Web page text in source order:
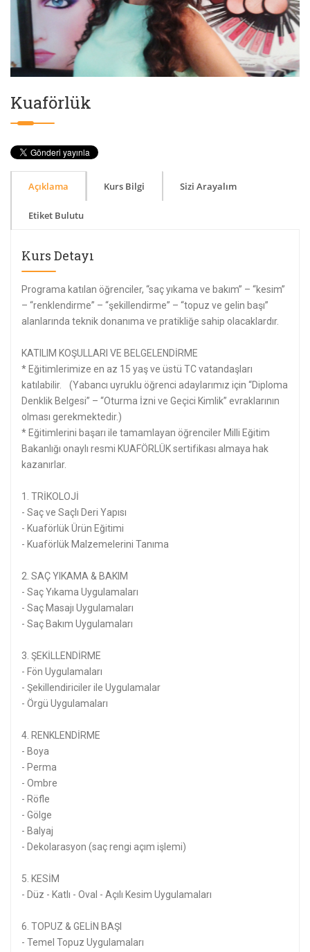
Kuaförlük
Açıklama Kurs Bilgi Sizi Arayalım
Etiket Bulutu
Kurs Detayı
Programa katılan öğrenciler, “saç yıkama ve bakım” – “kesim”
– “renklendirme” – “şekillendirme” – “topuz ve gelin başı”
alanlarında teknik donanıma ve pratikliğe sahip olacaklardır.
KATILIM KOŞULLARI VE BELGELENDİRME
* Eğitimlerimize en az 15 yaş ve üstü TC vatandaşları
katılabilir. (Yabancı uyruklu öğrenci adaylarımız için “Diploma
Denklik Belgesi” – “Oturma İzni ve Geçici Kimlik” evraklarının
olması gerekmektedir.)
* Eğitimlerini başarı ile tamamlayan öğrenciler Milli Eğitim
Bakanlığı onaylı resmi KUAFÖRLÜK sertifikası almaya hak
kazanırlar.
1. TRİKOLOJİ
- Saç ve Saçlı Deri Yapısı
- Kuaförlük Ürün Eğitimi
- Kuaförlük Malzemelerini Tanıma
2. SAÇ YIKAMA & BAKIM
- Saç Yıkama Uygulamaları
- Saç Masajı Uygulamaları
- Saç Bakım Uygulamaları
3. ŞEKİLLENDİRME
- Fön Uygulamaları
- Şekillendiriciler ile Uygulamalar
- Örgü Uygulamaları
4. RENKLENDİRME
- Boya
- Perma
- Ombre
- Röfle
- Gölge
- Balyaj
- Dekolarasyon (saç rengi açım işlemi)
5. KESİM
- Düz - Katlı - Oval - Açılı Kesim Uygulamaları
6. TOPUZ & GELİN BAŞI
- Temel Topuz Uygulamaları